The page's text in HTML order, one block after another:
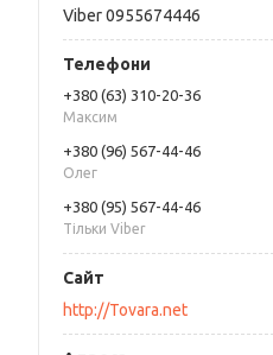
Viber 0955674446
+380 (63) 310-20-36
Максим
+380 (96) 567-44-46
Олег
+380 (95) 567-44-46
Тільки Viber
http://Tovara.net